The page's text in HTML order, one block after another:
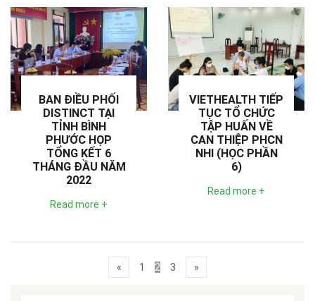
BAN ĐIỀU PHỐI
DISTINCT TẠI
TỈNH BÌNH
PHƯỚC HỌP
TỔNG KẾT 6
THÁNG ĐẦU NĂM
2022
Read more +
VIETHEALTH TIẾP
TỤC TỔ CHỨC
TẬP HUẤN VỀ
CAN THIỆP PHCN
NHI (HỌC PHẦN
6)
Read more +
« 1 2 3 »